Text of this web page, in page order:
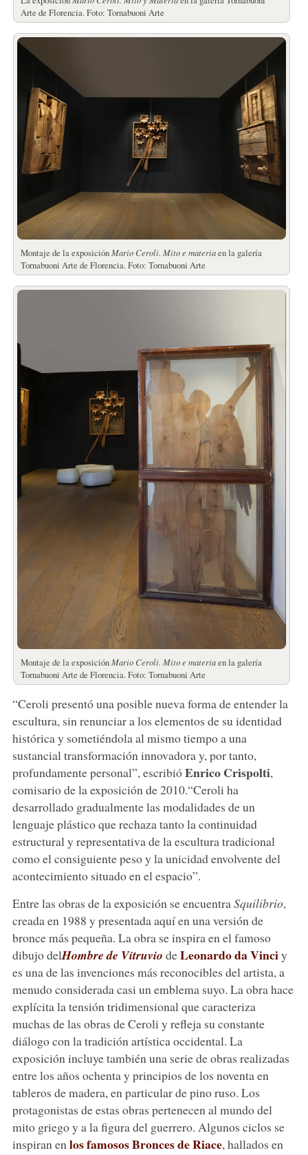
Arte de Florencia. Foto: Tornabuoni Arte
Montaje de la exposiciónMario Ceroli. Mito e materiaen la galería
Tornabuoni Arte de Florencia. Foto: Tornabuoni Arte
Montaje de la exposiciónMario Ceroli. Mito e materiaen la galería
Tornabuoni Arte de Florencia. Foto: Tornabuoni Arte
“Ceroli presentó una posible nueva forma de entender la
escultura, sin renunciar a los elementos de su identidad
histórica y sometiéndola al mismo tiempo a una
sustancial transformación innovadora y, por tanto,
profundamente personal”, escribióEnricoCrispolti,
comisario de la exposición de 2010.“Ceroli ha
desarrollado gradualmente las modalidades de un
lenguaje plástico que rechaza tanto la continuidad
estructural y representativa de la escultura tradicional
como el consiguiente peso y la unicidad envolvente del
acontecimiento situado en el espacio”.
Entre las obras de la exposición se encuentraSquilibrio,
creada en 1988 y presentada aquí en una versión de
bronce más pequeña. La obra se inspira en el famoso
dibujo delHombre de Vitruvio deLeonardo da Vinciy
es una de las invenciones más reconocibles del artista, a
menudo considerada casi un emblema suyo. La obra hace
explícita la tensión tridimensional que caracteriza
muchas de las obras de Ceroli y refleja su constante
diálogo con la tradición artística occidental. La
exposición incluye también una serie de obras realizadas
entre los años ochenta y principios de los noventa en
tableros de madera, en particular de pino ruso. Los
protagonistas de estas obras pertenecen al mundo del
mito griego y a la figura del guerrero. Algunos ciclos se
inspiran enlos famosos Bronces de Riace, hallados en